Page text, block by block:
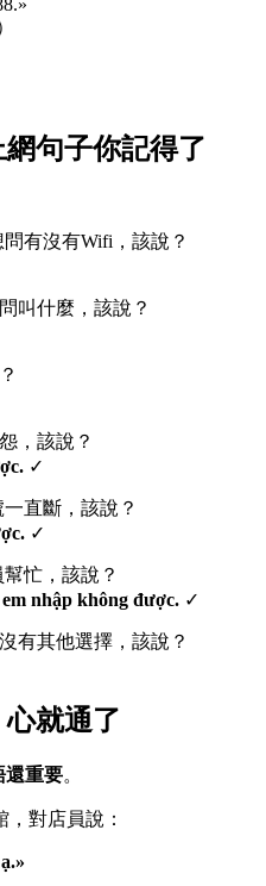
句子你記得了
有沒有Wifi，該說？
叫什麼，該說？
，該說？
✓
直斷，該說？
✓
忙，該說？
nhập không được. ✓
有其他選擇，該說？
就通了
還重要。
對店員說：